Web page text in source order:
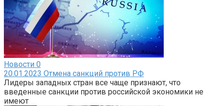
Новости 0
20.01.2023 Отмена санкций против РФ
Лидеры западных стран все чаще признают, что
введенные санкции против российской экономики не
имеют